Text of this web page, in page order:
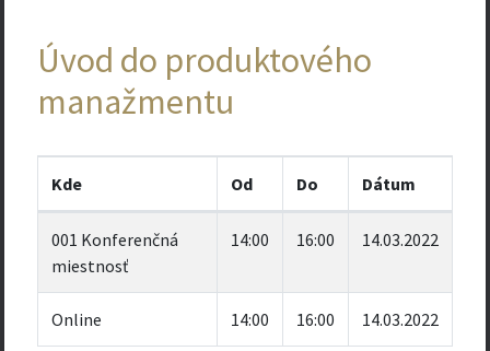
Úvod do produktového
manažmentu
Kde Od Do Dátum
001 Konferenčná
miestnosť
14:00 16:00 14.03.2022
Online 14:00 16:00 14.03.2022